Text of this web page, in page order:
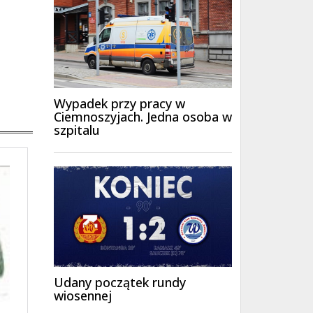
Wypadek przy pracy w
Ciemnoszyjach. Jedna osoba w
szpitalu
Udany początek rundy
wiosennej